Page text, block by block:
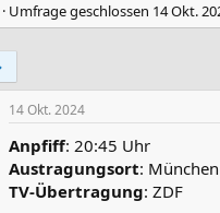
Umfrage geschlossen 14 Okt.
14 Okt. 2024
Anpfiff: 20:45 Uhr
Austragungsort: München
TV-Übertragung: ZDF